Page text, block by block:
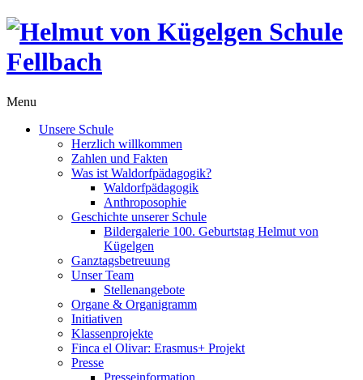
Menu
Unsere Schule
Herzlich willkommen
Zahlen und Fakten
Was ist Waldorfpädagogik?
Waldorfpädagogik
Anthroposophie
Geschichte unserer Schule
Bildergalerie 100. Geburtstag Helmut von
Kügelgen
Ganztagsbetreuung
Unser Team
Stellenangebote
Organe & Organigramm
Initiativen
Klassenprojekte
Finca el Olivar: Erasmus+ Projekt
Presse
Presseinformation